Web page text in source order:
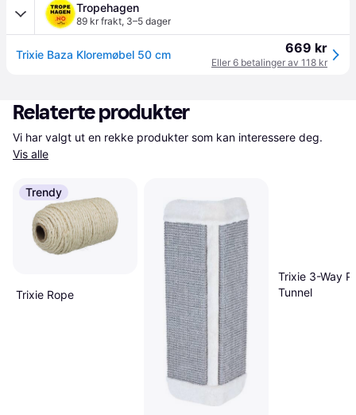
Tropehagen
89 kr frakt, 3–5 dager
Trixie Baza Kloremøbel 50 cm 669 kr
Eller 6 betalinger av 118 kr
Relaterte produkter
Vis alle
Trendy
Trixie Rope
Trixie 3-Way
Tunnel